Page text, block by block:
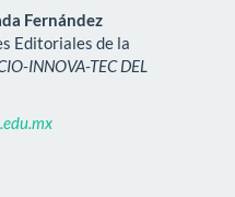
Fernández
Editoriales de la
INNOVA-TEC DEL